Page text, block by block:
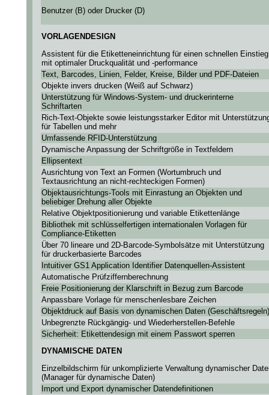
Benutzer (B) oder Drucker (D)
VORLAGENDESIGN
Assistent für die Etiketteneinrichtung für einen schnellen
mit optimaler Druckqualität und -performance
Text, Barcodes, Linien, Felder, Kreise, Bilder und PDF-Dateien
Objekte invers drucken (Weiß auf Schwarz)
Unterstützung für Windows-System- und druckerinterne
Schriftarten
Rich-Text-Objekte sowie leistungsstarker Editor mit
für Tabellen und mehr
Umfassende RFID-Unterstützung
Dynamische Anpassung der Schriftgröße in Textfeldern
Ellipsentext
Ausrichtung von Text an Formen (Wortumbruch und
Textausrichtung an nicht-rechteckigen Formen)
Objektausrichtungs-Tools mit Einrastung an Objekten und
beliebiger Drehung aller Objekte
Relative Objektpositionierung und variable Etikettenlänge
Bibliothek mit schlüsselfertigen internationalen Vorlagen für
Compliance-Etiketten
Über 70 lineare und 2D-Barcode-Symbolsätze mit Unterstützung
für druckerbasierte Barcodes
Intuitiver GS1 Application Identifier Datenquellen-Assistent
Automatische Prüfziffernberechnung
Freie Positionierung der Klarschrift in Bezug zum Barcode
Anpassbare Vorlage für menschenlesbare Zeichen
Objektdruck auf Basis von dynamischen Daten (Geschäftsregeln)
Unbegrenzte Rückgängig- und Wiederherstellen-Befehle
Sicherheit: Etikettendesign mit einem Passwort sperren
DYNAMISCHE DATEN
Einzelbildschirm für unkomplizierte Verwaltung dynamischer
(Manager für dynamische Daten)
Import und Export dynamischer Datendefinitionen